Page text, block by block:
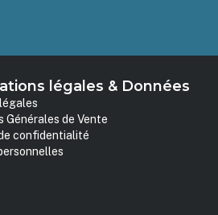
légales & Données
Générales de Vente
confidentialité